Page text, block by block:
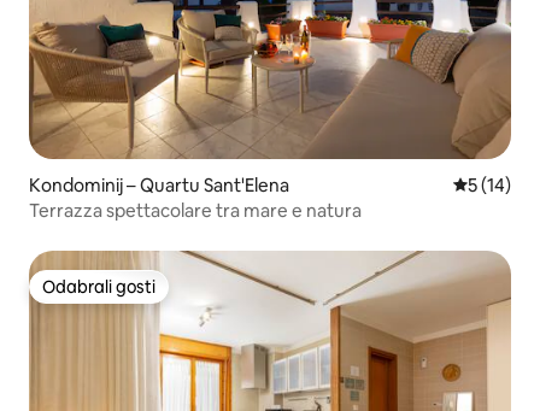
Kondominij – Quartu Sant'Elena Prosječna
5 (14)
Terrazza spettacolare tra mare e natura
Odabrali gosti
Odabrali gosti